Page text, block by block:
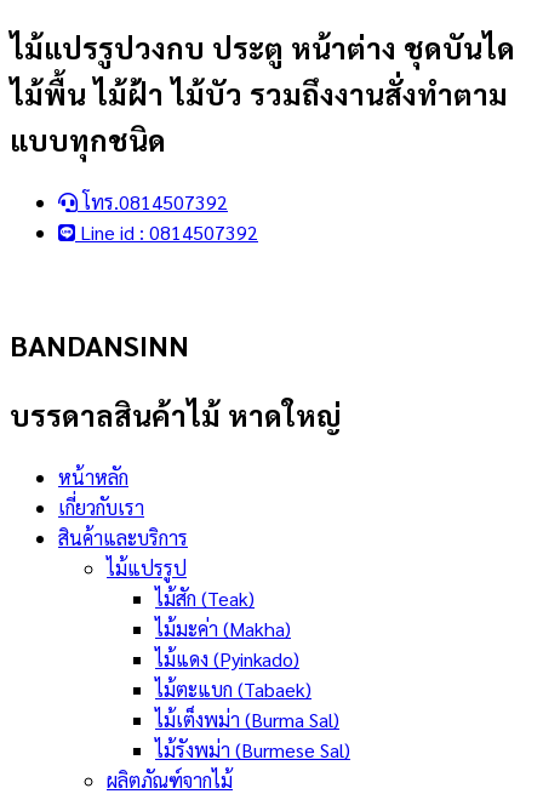
Skip
content
ไม้แปรรูปวงกบ ประตู หน้าต่าง ชุดบันได
ไม้พื้น ไม้ฝ้า ไม้บัว รวมถึงงานสั่งทำตาม
แบบทุกชนิด
โทร.0814507392
Line id : 0814507392
BANDANSINN
บรรดาลสินค้าไม้ หาดใหญ่
หน้าหลัก
เกี่ยวกับเรา
สินค้าและบริการ
ไม้แปรรูป
ไม้สัก (Teak)
ไม้มะค่า (Makha)
ไม้แดง (Pyinkado)
ไม้ตะแบก (Tabaek)
ไม้เต็งพม่า (Burma Sal)
ไม้รังพม่า (Burmese Sal)
ผลิตภัณฑ์จากไม้